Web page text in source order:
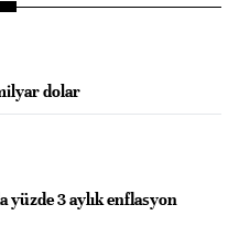
dolar
yüzde 3 aylık enflasyon